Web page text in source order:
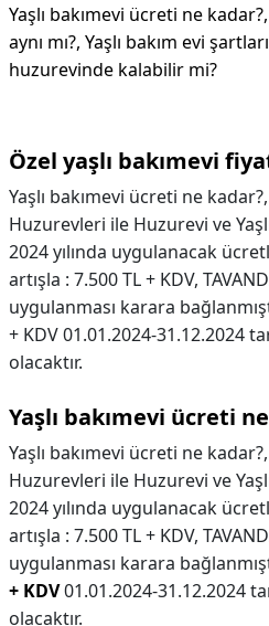
Yaşlı bakımevi ücreti ne
aynı mı?, Yaşlı bakım evi
huzurevinde kalabilir mi?
Özel yaşlı bakımevi
Yaşlı bakımevi ücreti ne
Huzurevleri ile Huzurevi ve
2024 yılında uygulanacak
artışla : 7.500 TL + KDV,
uygulanması karara
+ KDV 01.01.2024-31.12.2024
olacaktır.
Yaşlı bakımevi ücreti
Yaşlı bakımevi ücreti ne kadar?,
Huzurevleri ile Huzurevi ve
2024 yılında uygulanacak
artışla : 7.500 TL + KDV,
uygulanması karara
+ KDV01.01.2024-31.12.2024
olacaktır.